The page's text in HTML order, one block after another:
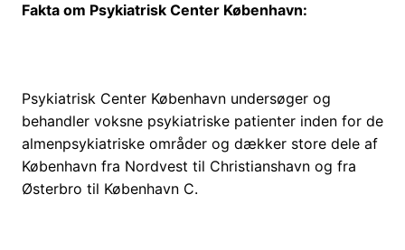
Fakta om Psykiatrisk Center København:
Psykiatrisk Center København undersøger og
behandler voksne psykiatriske patienter inden for de
almenpsykiatriske områder og dækker store dele af
København fra Nordvest til Christianshavn og fra
Østerbro til København C.